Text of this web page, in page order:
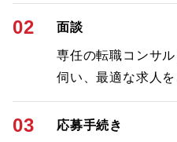
02 面談
専任の転職コンサ
伺い、最適な求人を
03 応募手続き